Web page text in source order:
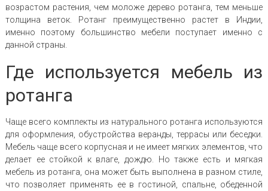
возрастом растения, чем моложе дерево ротанга, тем меньше
толщина веток. Ротанг преимущественно растет в Индии,
именно поэтому большинство мебели поступает именно с
данной страны.
Где используется мебель из
ротанга
Чаще всего комплекты из натурального ротанга используются
для оформления, обустройства веранды, террасы или беседки.
Мебель чаще всего корпусная и не имеет мягких элементов, что
делает ее стойкой к влаге, дождю. Но также есть и мягкая
мебель из ротанга, она может быть выполнена в разном стиле,
что позволяет применять ее в гостиной, спальне, обеденной